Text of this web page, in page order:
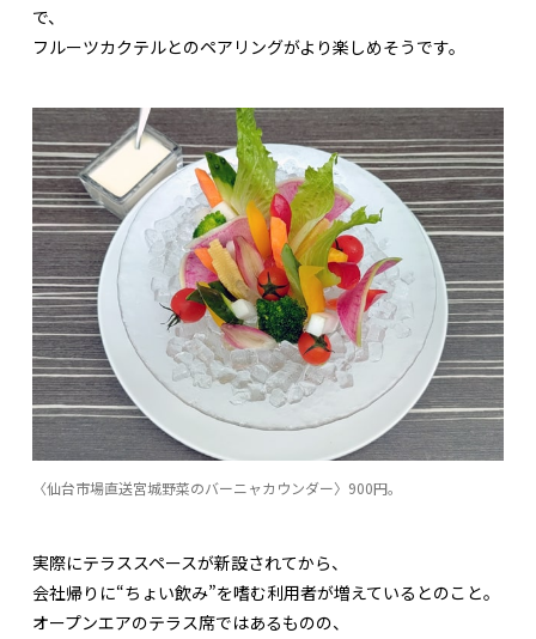
で、
フルーツカクテルとのペアリングがより楽しめそうです。
〈仙台市場直送宮城野菜のバーニャカウンダー〉900円。
実際にテラススペースが新設されてから、
会社帰りに“ちょい飲み”を嗜む利用者が増えているとのこと。
オープンエアのテラス席ではあるものの、